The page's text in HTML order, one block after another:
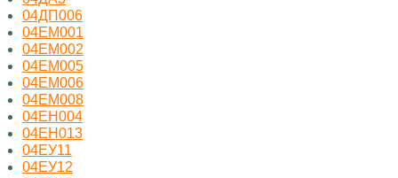
04ДП006
04ЕМ001
04ЕМ002
04ЕМ005
04ЕМ006
04ЕМ008
04ЕН004
04ЕН013
04ЕУ11
04ЕУ12